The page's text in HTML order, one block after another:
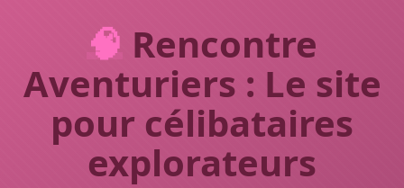
🧠 Rencontre
Aventuriers : Le site
pour célibataires
explorateurs